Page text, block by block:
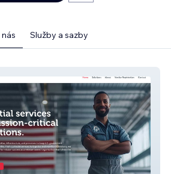
Služby a sazby